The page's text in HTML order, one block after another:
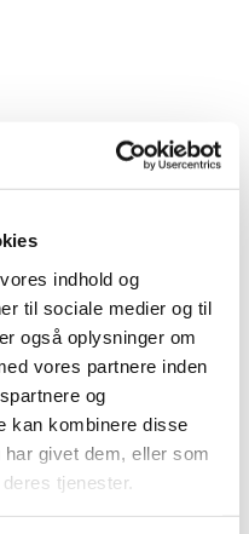
indhold og
til sociale medier og til
også oplysninger om
vores partnere inden
og
kan kombinere disse
givet dem, eller som
tjenester.